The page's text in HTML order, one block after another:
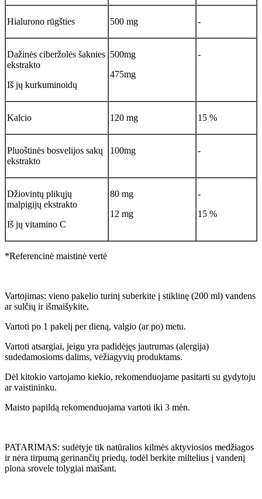
Hialurono rūgšties 500 mg -
Dažinės ciberžolės šaknies
ekstrakto
Iš jų kurkuminoidų
500mg
475mg
-
Kalcio 120 mg 15 %
Pluoštinės bosvelijos sakų
ekstrakto
100mg -
Džiovintų plikųjų
malpigijų ekstrakto
Iš jų vitamino C
80 mg
12 mg
-
15 %
*Referencinė maistinė vertė
Vartojimas: vieno pakelio turinį suberkite į stiklinę (200 ml) vandens
ar sulčių ir išmaišykite.
Vartoti po 1 pakelį per dieną, valgio (ar po) metu.
Vartoti atsargiai, jeigu yra padidėjęs jautrumas (alergija)
sudedamosioms dalims, vėžiagyvių produktams.
Dėl kitokio vartojamo kiekio, rekomenduojame pasitarti su gydytoju
ar vaistininku.
Maisto papildą rekomenduojama vartoti iki 3 mėn.
PATARIMAS: sudėtyje tik natūralios kilmės aktyviosios medžiagos
ir nėra tirpumą gerinančių priedų, todėl berkite miltelius į vandenį
plona srovele tolygiai maišant.